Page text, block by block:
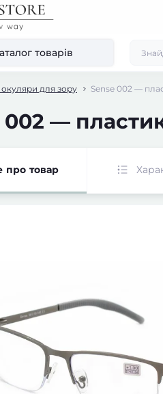
товарів
окуляри для зору Sense 002 —
—
про товар